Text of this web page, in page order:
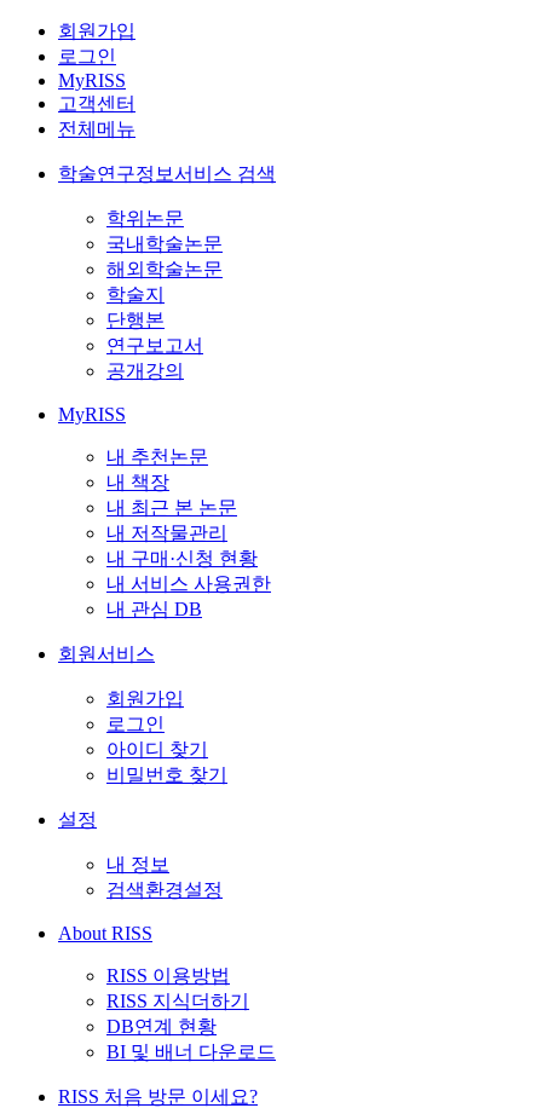
회원가입
로그인
MyRISS
고객센터
전체메뉴
학술연구정보서비스 검색
학위논문
국내학술논문
해외학술논문
학술지
단행본
연구보고서
공개강의
MyRISS
내 추천논문
내 책장
내 최근 본 논문
내 저작물관리
내 구매·신청 현황
내 서비스 사용권한
내 관심 DB
회원서비스
회원가입
로그인
아이디 찾기
비밀번호 찾기
설정
내 정보
검색환경설정
About RISS
RISS 이용방법
RISS 지식더하기
DB연계 현황
BI 및 배너 다운로드
RISS 처음 방문 이세요?